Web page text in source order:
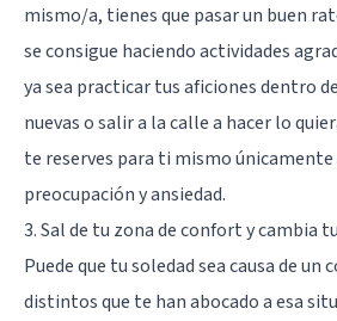
mismo/a, tienes que pasar un buen
se consigue haciendo actividades
ya sea practicar tus aficiones dentro
nuevas o salir a la calle a hacer lo
te reserves para ti mismo
preocupación y ansiedad.
3. Sal de tu zona de confort y cambia
Puede que tu soledad sea causa de
distintos que te han abocado a esa